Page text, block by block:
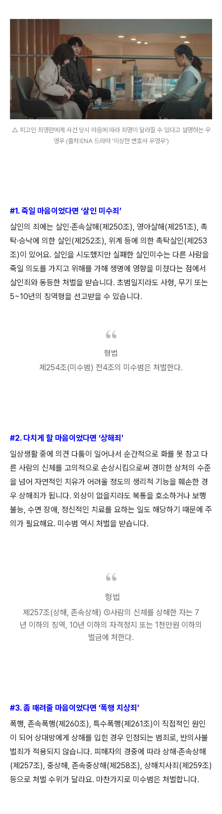
△ 피고인 최영란에게 사건 당시 마음에 따라 죄명이 달라질 수 있다고 설명하는 우
영우 (출처:ENA 드라마 ‘이상한 변호사 우영우’)
#1.죽일 마음이었다면 ‘살인 미수죄 ’
살인의 죄에는 살인·존속살해(제 250조), 영아살해(제 251조), 촉
탁·승낙에 의한 살인(제 252조), 위계 등에 의한 촉탁살인(제 253
조)이 있어요. 살인을 시도했지만 실패한 살인미수는 다른 사람을
죽일 의도를 가지고 위해를 가해 생명에 영향을 미쳤다는 점에서
살인죄와 동등한 처벌을 받습니다. 초범일지라도 사형, 무기 또는
5~10년의 징역형을 선고받을 수 있습니다.
형법
제 254조(미수범) 전4조의 미수범은 처벌한다.
#2. 다치게 할 마음이었다면 ‘상해죄 ’
일상생활 중에 의견 다툼이 일어나서 순간적으로 화를 못 참고 다
른 사람의 신체를 고의적으로 손상시킴으로써 경미한 상처의 수준
을 넘어 자연적인 치유가 어려울 정도의 생리적 기능을 훼손한 경
우 상해죄가 됩니다. 외상이 없을지라도 복통을 호소하거나 보행
불능, 수면 장애, 정신적인 치료를 요하는 일도 해당하기 때문에 주
의가 필요해요. 미수범 역시 처벌을 받습니다.
형법
제 257조(상해, 존속상해) ①사람의 신체를 상해한 자는 7
년 이하의 징역, 10년 이하의 자격정지 또는 1천만원 이하의
벌금에 처한다.
#3.좀 때려줄 마음이었다면 ‘폭행 치상죄 ’
폭행, 존속폭행(제 260조), 특수폭행(제 261조)이 직접적인 원인
이 되어 상대방에게 상해를 입힌 경우 인정되는 범죄로, 반의사불
벌죄가 적용되지 않습니다. 피해자의 경중에 따라 상해·존속상해
(제 257조), 중상해, 존속중상해(제 258조), 상해치사죄 (제 259조)
등으로 처벌 수위가 달라요. 마찬가지로 미수범은 처벌합니다.